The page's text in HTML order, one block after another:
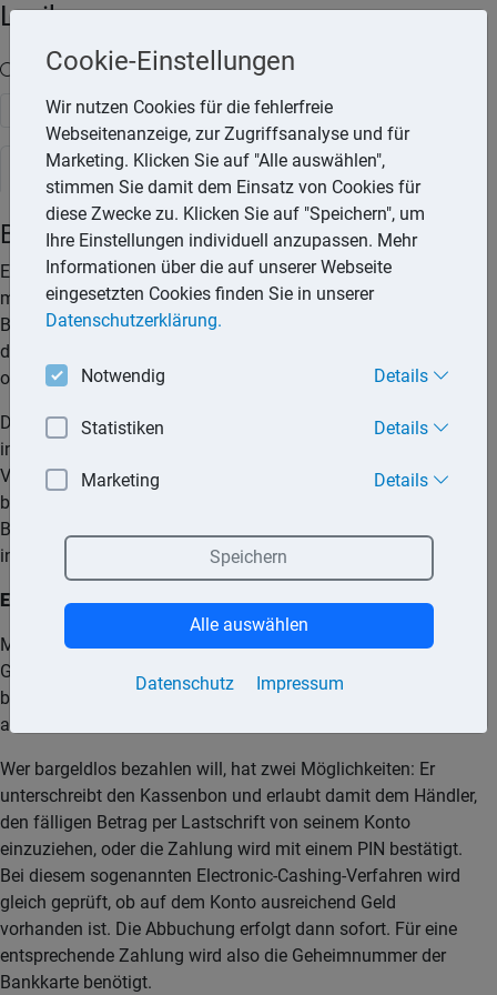
Lexika
Volltext-Suche in den Lexika
Suchen
Rechtslexikon
Bankkarte
Eine Bankkarte ist eine kleinformatige Karte aus Kunststoff
mit integriertem Magnetstreifen und/oder Chip, die von einer
Bank oder Sparkasse ausgegeben wird. Sie enthält das Logo
des ausgebenden Geldinstituts. Die Bankkarte kann mit oder
ohne Bezahlungsfunktion ausgestattet sein.
Der Inhaber der Bankkarte mit reiner Zahlungsfunktion kann
in Verbindung mit einer PIN Geld am Geldautomaten oder in
Verbindung mit PIN, Ausweis und Unterschrift am Schalter
bei der jeweiligen Bank oder Sparkasse Geld abheben. Reine
Bankkarten sind heute eher selten. Mit ihnen können
insbesondere Kontoauszüge ausgedruckt werden.
Einsatzmöglichkeiten
Mit der Geheimnummer der Bankkarte kann sich an einem
Geldausgabeautomaten, einem Kontoauszugsdrucker oder
bei der bargeldlosen Bezahlung mit der Bankkarte
authentifizieren.
Wer bargeldlos bezahlen will, hat zwei Möglichkeiten: Er
unterschreibt den Kassenbon und erlaubt damit dem Händler,
den fälligen Betrag per Lastschrift von seinem Konto
einzuziehen, oder die Zahlung wird mit einem PIN bestätigt.
Bei diesem sogenannten Electronic-Cashing-Verfahren wird
gleich geprüft, ob auf dem Konto ausreichend Geld
vorhanden ist. Die Abbuchung erfolgt dann sofort. Für eine
entsprechende Zahlung wird also die Geheimnummer der
Bankkarte benötigt.
Cookie-Einstellungen
Wir nutzen Cookies für die fehlerfreie
Webseitenanzeige, zur Zugriffsanalyse und für
Marketing. Klicken Sie auf "Alle auswählen",
stimmen Sie damit dem Einsatz von Cookies für
diese Zwecke zu. Klicken Sie auf "Speichern", um
Ihre Einstellungen individuell anzupassen. Mehr
Informationen über die auf unserer Webseite
eingesetzten Cookies finden Sie in unserer
Datenschutzerklärung.
Notwendig Details
Statistiken Details
Marketing Details
Datenschutz Impressum
Speichern
Alle auswählen